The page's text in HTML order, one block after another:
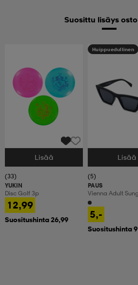
Suosittu lisäys
Valitse Koko
Lisää
(33)
YUKIN
Disc Golf 3p
12,99
Suositushinta 26,99
Huippuedullinen
Valitse Koko
Lisää
(5)
PAUS
Vienna Adult
5,-
Suositushinta